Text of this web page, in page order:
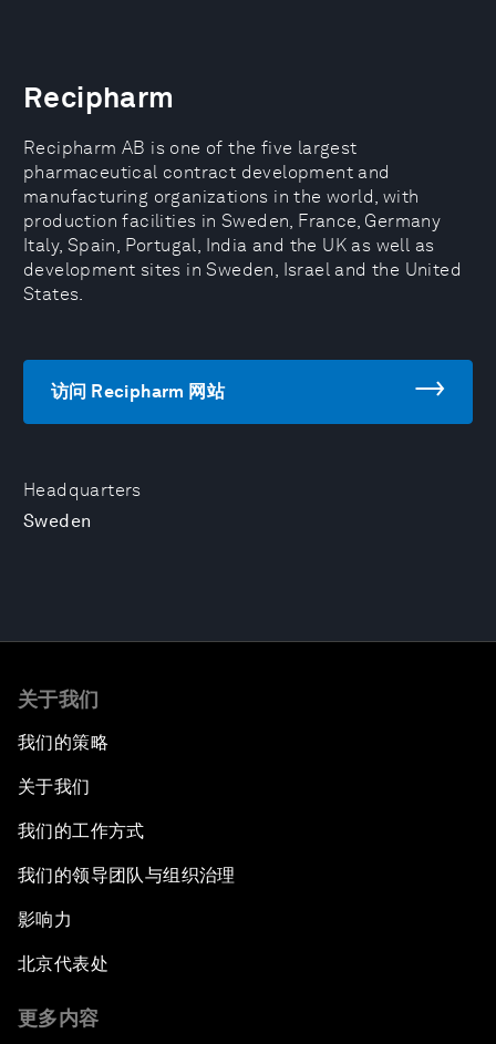
Headquarters
Sweden
Recipharm
Recipharm AB is one of the five largest
pharmaceutical contract development and
manufacturing organizations in the world, with
production facilities in Sweden, France, Germany
Italy, Spain, Portugal, India and the UK as well as
development sites in Sweden, Israel and the United
States.
访问 Recipharm 网站
关于我们
我们的策略
关于我们
我们的工作方式
我们的领导团队与组织治理
影响力
北京代表处
更多内容